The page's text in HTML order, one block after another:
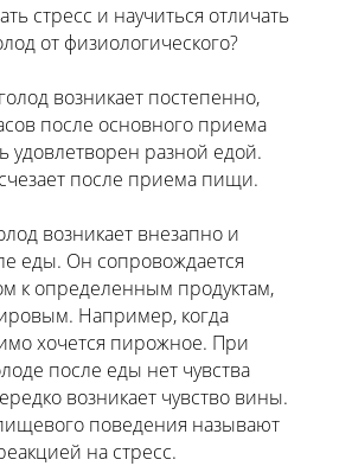
стресс и научиться отличать
от физиологического?
возникает постепенно,
после основного приема
разной едой.
после приема пищи.
возникает внезапно и
еды. Он сопровождается
к определенным продуктам,
Например, когда
хочется пирожное. При
после еды нет чувства
возникает чувство вины.
поведения называют
на стресс.